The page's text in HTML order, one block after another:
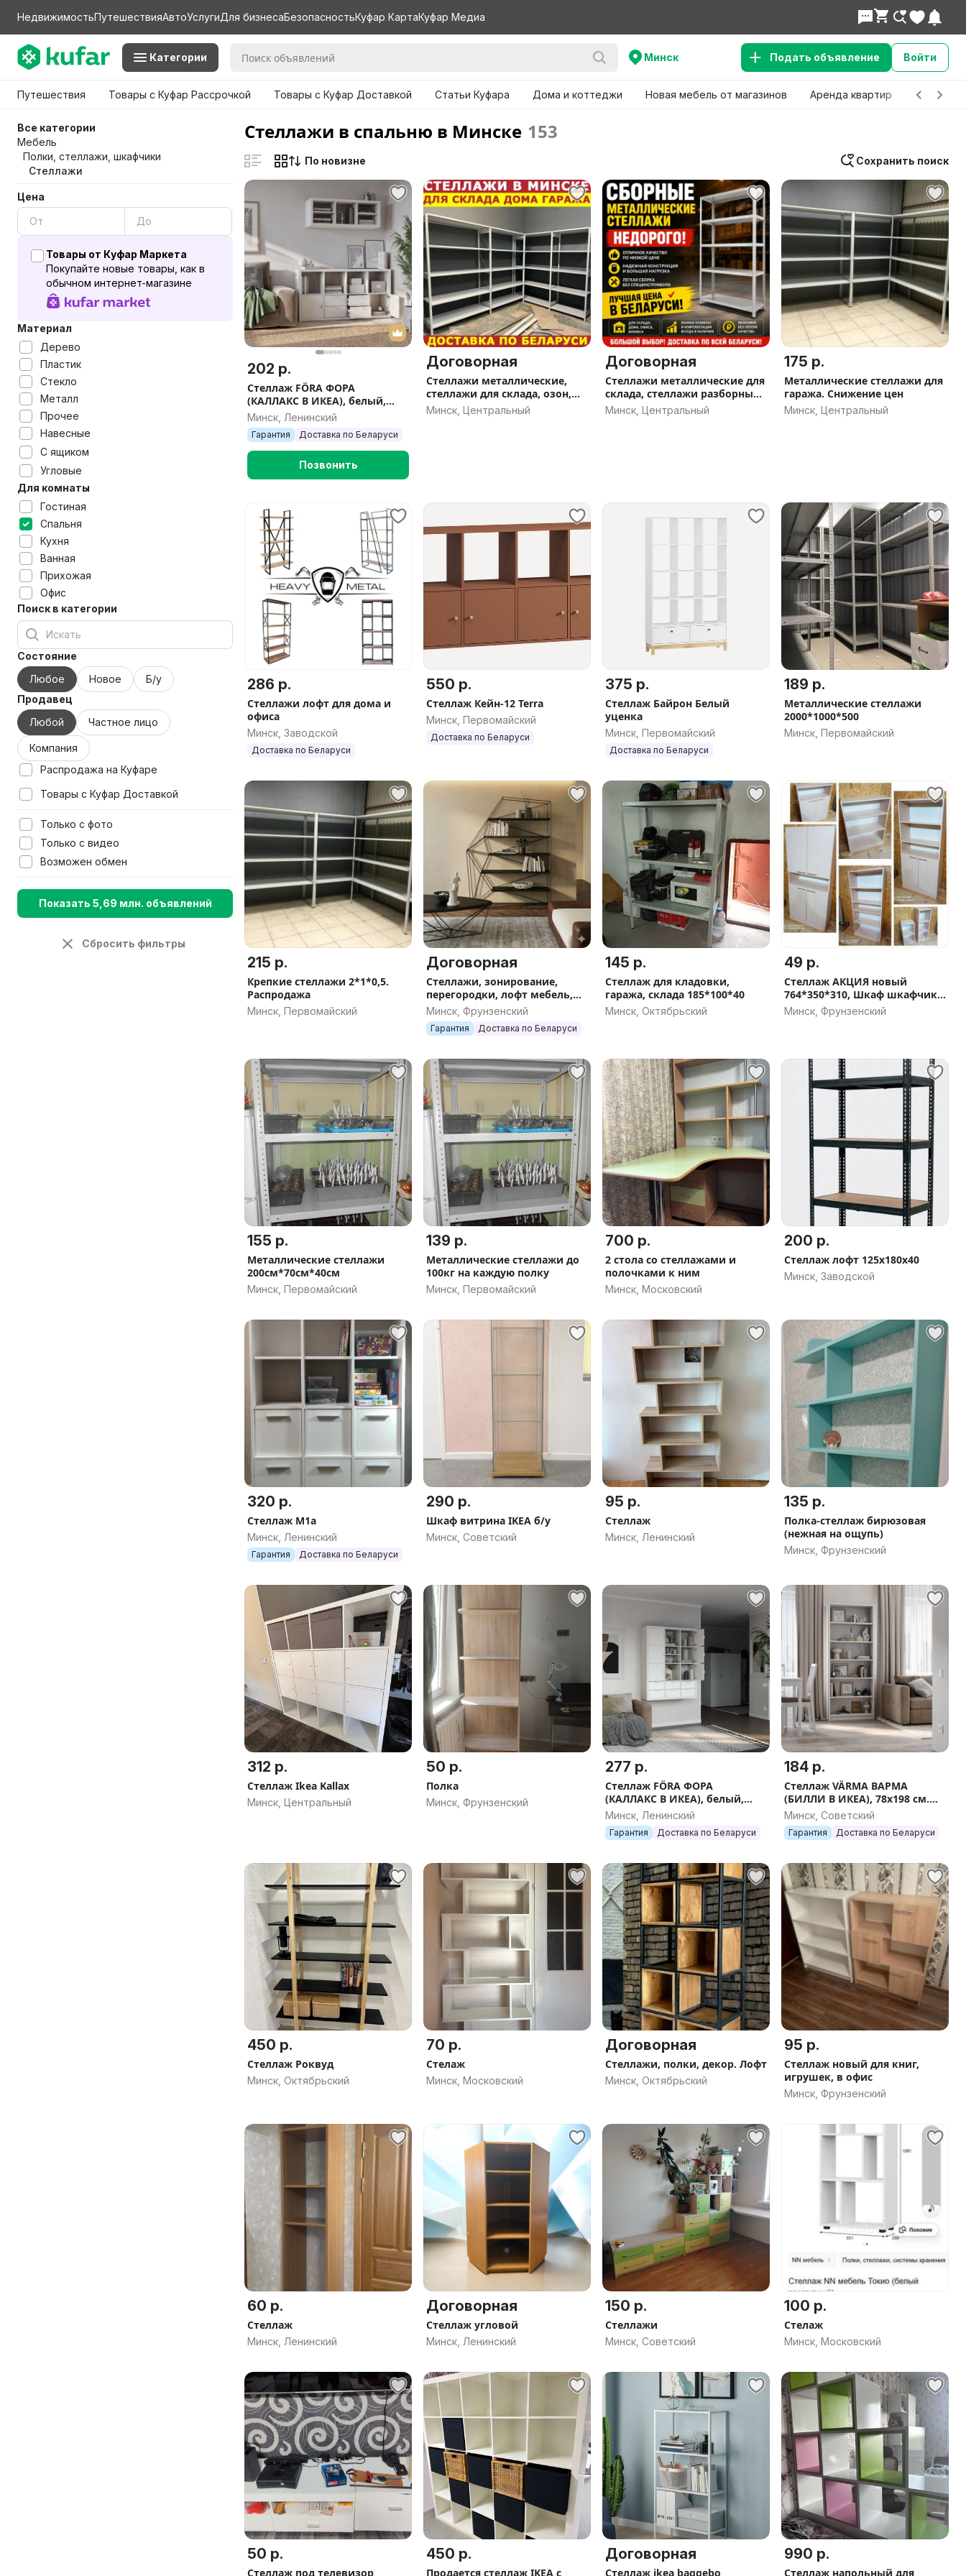
НедвижимостьПутешествияАвтоУслугиДля бизнесаБезопасностьКуфар КартаКуфар Медиа
Категории Минск Подать объявление Войти
Путешествия Товары с Куфар Рассрочкой Товары с Куфар Доставкой Статьи Куфара Дома и коттеджи Новая мебель от магазинов Аренда квартир Детские
Все категории
Мебель
Полки, стеллажи, шкафчики
Стеллажи
Цена
Товары от Куфар Маркета
Покупайте новые товары, как в
обычном интернет-магазине
Материал
Дерево
Пластик
Стекло
Металл
Прочее
Навесные
С ящиком
Угловые
Для комнаты
Гостиная
Спальня
Кухня
Ванная
Прихожая
Офис
Поиск в категории
Состояние
Любое
Новое
Б/у
Продавец
Любой
Частное лицо
Компания
Распродажа на Куфаре
Товары с Куфар Доставкой
Только с фото
Только с видео
Возможен обмен
Показать 5,69 млн. объявлений
Сбросить фильтры
Стеллажи в спальню в Минске 153
Сохранить поиск
По новизне
202 р.
Стеллаж FÖRA ФОРА
(КАЛЛАКС В ИКЕА), белый,
77x147 см, тамбурат
Минск, Ленинский
Гарантия Доставка по Беларуси
Позвонить
Договорная
Стеллажи металлические,
стеллажи для склада, озон,
вб, стеллажи в гараж, дома,
ПВЗ, складные
Минск, Центральный
Договорная
Стеллажи металлические для
склада, стеллажи разборные,
архивные стеллажи, для
гаража, дома
Минск, Центральный
175 р.
Металлические стеллажи для
гаража. Снижение цен
Минск, Центральный
286 р.
Стеллажи лофт для дома и
офиса
Минск, Заводской
Доставка по Беларуси
550 р.
Стеллаж Кейн-12 Terra
Минск, Первомайский
Доставка по Беларуси
375 р.
Стеллаж Байрон Белый
уценка
Минск, Первомайский
Доставка по Беларуси
189 р.
Металлические стеллажи
2000*1000*500
Минск, Первомайский
215 р.
Крепкие стеллажи 2*1*0,5.
Распродажа
Минск, Первомайский
Договорная
Стеллажи, зонирование,
перегородки, лофт мебель,
недорого, под заказ
Минск, Фрунзенский
Гарантия Доставка по Беларуси
145 р.
Стеллаж для кладовки,
гаража, склада 185*100*40
Минск, Октябрьский
49 р.
Стеллаж АКЦИЯ новый
764*350*310, Шкаф шкафчик
на балкон
Минск, Фрунзенский
155 р.
Металлические стеллажи
200см*70см*40см
Минск, Первомайский
139 р.
Металлические стеллажи до
100кг на каждую полку
Минск, Первомайский
700 р.
2 стола со стеллажами и
полочками к ним
Минск, Московский
200 р.
Стеллаж лофт 125x180x40
Минск, Заводской
320 р.
Стеллаж М1а
Минск, Ленинский
Гарантия Доставка по Беларуси
290 р.
Шкаф витрина IKEA б/у
Минск, Советский
95 р.
Стеллаж
Минск, Ленинский
135 р.
Полка-стеллаж бирюзовая
(нежная на ощупь)
Минск, Фрунзенский
312 р.
Стеллаж Ikea Kallax
Минск, Центральный
50 р.
Полка
Минск, Фрунзенский
277 р.
Стеллаж FÖRA ФОРА
(КАЛЛАКС В ИКЕА), белый,
112x147 см, тамбурат
Минск, Ленинский
Гарантия Доставка по Беларуси
184 р.
Стеллаж VÄRMA ВАРМА
(БИЛЛИ В ИКЕА), 78x198 см.
Белый/серый
Минск, Советский
Гарантия Доставка по Беларуси
450 р.
Стеллаж Роквуд
Минск, Октябрьский
70 р.
Стелаж
Минск, Московский
Договорная
Стеллажи, полки, декор. Лофт
Минск, Октябрьский
95 р.
Стеллаж новый для книг,
игрушек, в офис
Минск, Фрунзенский
60 р.
Стеллаж
Минск, Ленинский
Договорная
Стеллаж угловой
Минск, Ленинский
150 р.
Стеллажи
Минск, Советский
100 р.
Стелаж
Минск, Московский
50 р.
Стеллаж под телевизор
450 р.
Продается стеллаж IKEA с
Договорная
Стеллаж ikea baggebo
990 р.
Стеллаж напольный для